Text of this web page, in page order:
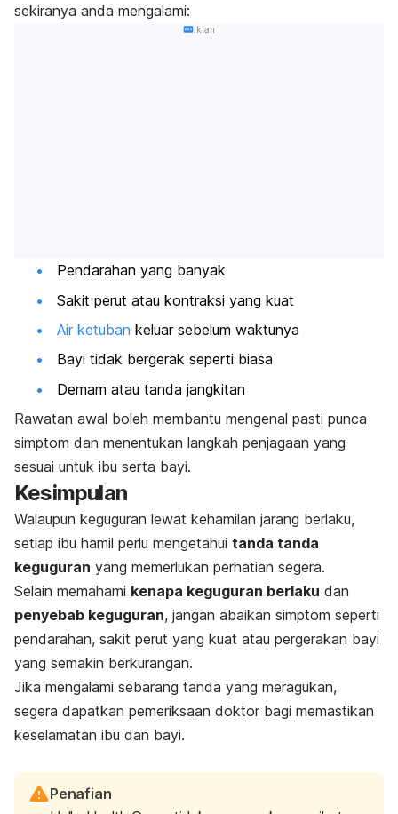
sekiranya anda mengalami:
Iklan
Pendarahan yang banyak
Sakit perut atau kontraksi yang kuat
Air ketuban keluar sebelum waktunya
Bayi tidak bergerak seperti biasa
Demam atau tanda jangkitan
Rawatan awal boleh membantu mengenal pasti punca
simptom dan menentukan langkah penjagaan yang
sesuai untuk ibu serta bayi.
Kesimpulan
Walaupun keguguran lewat kehamilan jarang berlaku,
setiap ibu hamil perlu mengetahui tanda tanda
keguguran yang memerlukan perhatian segera.
Selain memahami kenapa keguguran berlaku dan
penyebab keguguran, jangan abaikan simptom seperti
pendarahan, sakit perut yang kuat atau pergerakan bayi
yang semakin berkurangan.
Jika mengalami sebarang tanda yang meragukan,
segera dapatkan pemeriksaan doktor bagi memastikan
keselamatan ibu dan bayi.
Penafian